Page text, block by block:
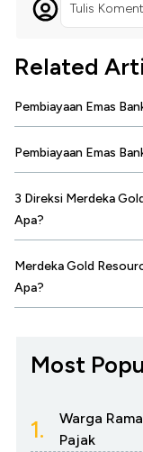
Tulis
Related
Pembiayaan Emas
Pembiayaan Emas
3 Direksi Merdeka
Apa?
Merdeka Gold
Apa?
Most
1.
Warga
Pajak